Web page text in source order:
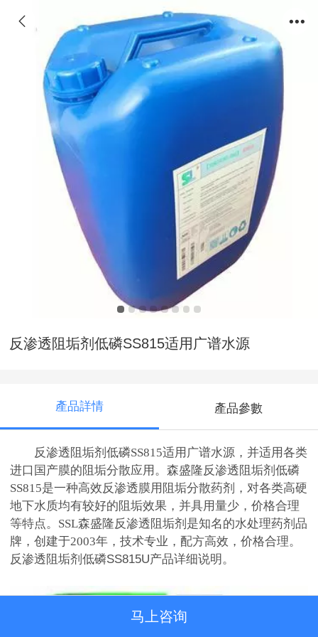
反渗透阻垢剂低磷SS815适用广谱水源
產品詳情 產品參數
反渗透阻垢剂低磷SS815适用广谱水源，并适用各类
进口国产膜的阻垢分散应用。森盛隆反渗透阻垢剂低磷
SS815是一种高效反渗透膜用阻垢分散药剂，对各类高硬
地下水质均有较好的阻垢效果，并具用量少，价格合理
等特点。SSL森盛隆反渗透阻垢剂是知名的水处理药剂品
牌，创建于2003年，技术专业，配方高效，价格合理。
反渗透阻垢剂低磷SS815U产品详细说明。
马上咨询